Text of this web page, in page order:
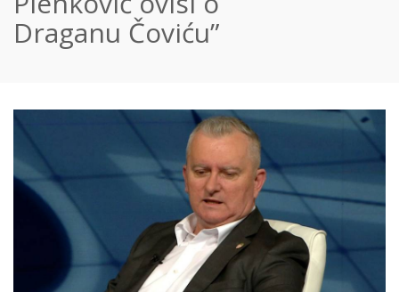
Draganu Čoviću”